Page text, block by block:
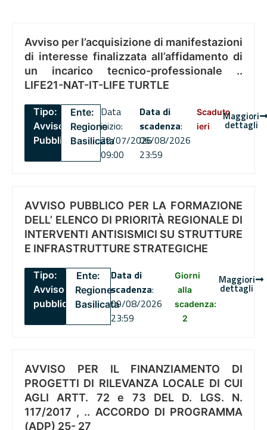
Avviso per l’acquisizione di manifestazioni
di interesse finalizzata all’affidamento di
un incarico tecnico-professionale ..
LIFE21-NAT-IT-LIFE TURTLE
Tipo:
Avviso
Pubblico
Ente:
Regione
Basilicata
Data
inizio:
22/07/2026
09:00
Data di
scadenza:
06/08/2026
23:59
Scaduto
ieri
Maggiori
dettagli
AVVISO PUBBLICO PER LA FORMAZIONE
DELL’ ELENCO DI PRIORITÀ REGIONALE DI
INTERVENTI ANTISISMICI SU STRUTTURE
E INFRASTRUTTURE STRATEGICHE
Tipo:
Avviso
pubblico
Ente:
Regione
Basilicata
Data di
scadenza:
09/08/2026
23:59
Giorni
alla
scadenza:
2
Maggiori
dettagli
AVVISO PER IL FINANZIAMENTO DI
PROGETTI DI RILEVANZA LOCALE DI CUI
AGLI ARTT. 72 e 73 DEL D. LGS. N.
117/2017 , .. ACCORDO DI PROGRAMMA
(ADP) 25- 27